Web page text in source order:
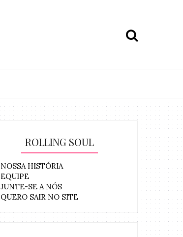
ROLLING SOUL
NOSSA HISTÓRIA
EQUIPE
JUNTE-SE A NÓS
QUERO SAIR NO SITE